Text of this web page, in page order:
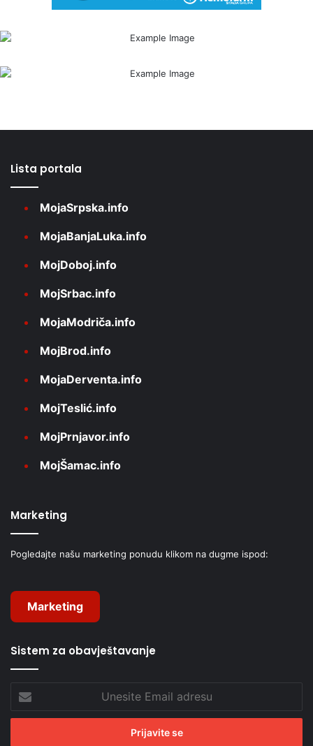
Lista portala
MojaSrpska.info
MojaBanjaLuka.info
MojDoboj.info
MojSrbac.info
MojaModriča.info
MojBrod.info
MojaDerventa.info
MojTeslić.info
MojPrnjavor.info
MojŠamac.info
Marketing
Pogledajte našu marketing ponudu klikom na dugme ispod:
Marketing
Sistem za obavještavanje
Email
adresu